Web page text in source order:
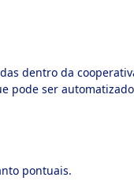
dentro da
pode ser
pontuais.